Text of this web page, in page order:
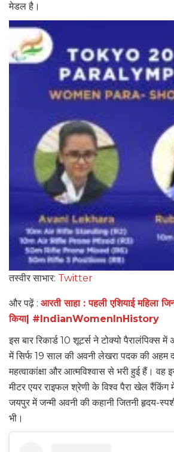
मेडल है।
तस्वीर साभार: Twitter
और पढ़ें : आरती साहा : पहली एशियाई महिला
किया| #IndianWomenInHistory
इस बार रिकार्ड 10 शूटर्स ने टोक्यो पैरालंपिक्स
में सिर्फ 19 साल की अवनी लेखरा पदक की अहम
महत्वाकांक्षा और आत्मविश्वास से भरी हुई हैं। वह
मीटर एयर राइफल श्रेणी के विश्व पैरा खेल रैंकिंग
जयपुर में जन्मी अवनी की कहानी जितनी हृदय-
भी।